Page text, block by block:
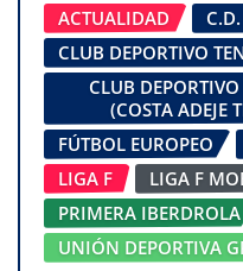
ACTUALIDAD
CLUB DEPORTIVO
CLUB
(COSTA ADEJE
FÚTBOL EUROPEO
LIGA F
LIGA F
PRIMERA IBERDROLA
UNIÓN DEPORTIVA